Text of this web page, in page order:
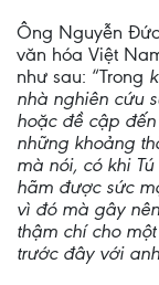
Ông Nguyễn
văn hóa Việt
như sau: “Trong
nhà nghiên cứu
hoặc đề cập
những khoảng
mà nói, có khi
hãm được sức
vì đó mà gây
thậm chí cho
trước đây với